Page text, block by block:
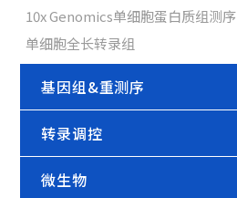
10x Genomics单细胞蛋白质组测序
单细胞全长转录组
基因组&重测序
转录调控
微生物